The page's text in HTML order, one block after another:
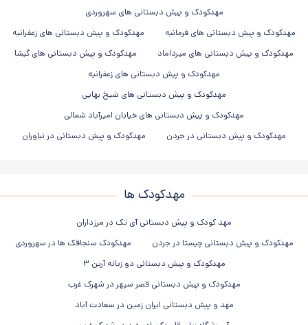
مهدکودک و پیش دبستانی های سهروردی
مهدکودک و پیش دبستانی های فرمانیه
مهدکودک و پیش دبستانی های زعفرانیه
مهدکودک و پیش دبستانی های میرداماد
مهدکودک و پیش دبستانی های گیشا
مهدکودک و پیش دبستانی های زعفرانیه
مهدکودک و پیش دبستانی های شیخ بهایی
مهدکودک و پیش دبستانی های خیابان امیرآباد شمالی
مهدکودک و پیش دبستانی در جردن
مهدکودک و پیش دبستانی در نیاوران
مهدکودک ها
مهد کودک و پیش دبستانی آی تک در مرزداران
مهدکودک و پیش دبستانی چیستا در جردن
مهدکودک سنجاقک ها در سهروردی
مهدکودک و پیش دبستانی دو زبانه آرین ۳
مهدکودک و پیش دبستانی قصر سپهر در شهرک غرب
مهد و پیش دبستانی ایران زمین در سعادت آباد